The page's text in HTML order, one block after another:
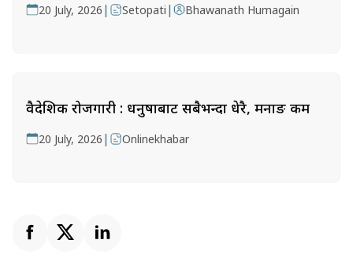
20 July, 2026 | Setopati | Bhawanath Humagain
वैदेशिक रोजगारी : धनुषाबाट सबैभन्दा धेरै, मनाङ कम
20 July, 2026 | Onlinekhabar